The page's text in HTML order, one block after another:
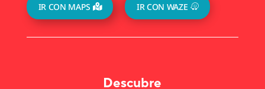
IR CON MAPS IR CON WAZE
Descubre